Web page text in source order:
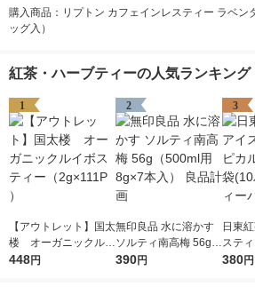
購入商品：リプトン カフェインレスティー ラベン
ッグ入）
紅茶・ハーブティーの人気ランキング
1
【アウトレット】国太
楼 オーガニックルイ
ボスティー（2g×111P
448円
2
無印良品 水に溶かす
ソルティ南高梅 56g
（500ml用8g×7本
390円
3
日東
ステ
ルーツ
380円